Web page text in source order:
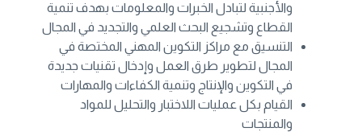
والأجنبية لتبادل الخبرات والمعلومات بهدف تنمية
القطاع وتشجيع البحث العلمي والتجديد في المجال
التنسيق مع مراكز التكوين المهني المختصة في
المجال لتطوير طرق العمل وإدخال تقنيات جديدة
في التكوين والإنتاج وتنمية الكفاءات والمهارات
القيام بكل عمليات اللاختبار والتحليل للمواد
والمنتجات